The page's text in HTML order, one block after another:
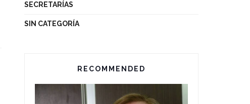
SECRETARÍAS
SIN CATEGORÍA
RECOMMENDED